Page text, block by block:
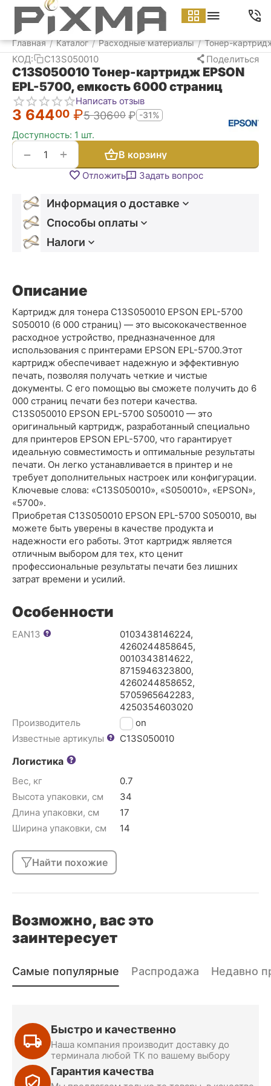
Главная / Каталог / Расходные материалы / Тонер-
КОД: C13S050010 Поделиться
C13S050010 Тонер-картридж EPSON
EPL-5700, емкость 6000 страниц
Написать отзыв
3 64400 ₽5 30600 ₽ -31%
Доступность: 1 шт.
+
− В корзину
Отложить Задать вопрос
Информация о доставке
Способы оплаты
Налоги
Описание
Картридж для тонера C13S050010 EPSON EPL-5700
S050010 (6 000 страниц) — это высококачественное
расходное устройство, предназначенное для
использования с принтерами EPSON EPL-5700.Этот
картридж обеспечивает надежную и эффективную
печать, позволяя получать четкие и чистые
документы. С его помощью вы сможете получить до 6
000 страниц печати без потери качества.
C13S050010 EPSON EPL-5700 S050010 — это
оригинальный картридж, разработанный специально
для принтеров EPSON EPL-5700, что гарантирует
идеальную совместимость и оптимальные результаты
печати. Он легко устанавливается в принтер и не
требует дополнительных настроек или конфигурации.
Ключевые слова: «C13S050010», «S050010», «EPSON»,
«5700».
Приобретая C13S050010 EPSON EPL-5700 S050010, вы
можете быть уверены в качестве продукта и
надежности его работы. Этот картридж является
отличным выбором для тех, кто ценит
профессиональные результаты печати без лишних
затрат времени и усилий.
Особенности
EAN13
0103438146224,
4260244858645,
0010343814622,
8715946323800,
4260244858652,
5705965642283,
4250354603020
Производитель
Epson
Известные артикулы
C13S050010
Логистика
Вес, кг
0.7
Высота упаковки, см
34
Длина упаковки, см
17
Ширина упаковки, см
14
Найти похожие
Возможно, вас это
заинтересует
Самые популярные Распродажа Недавно
Быстро и качественно
Наша компания производит доставку до
терминала любой ТК по вашему выбору
Гарантия качества
Меню Найти Корзина Аккаунт